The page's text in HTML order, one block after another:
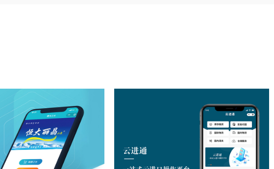
上海海事大学 物流查询小程序